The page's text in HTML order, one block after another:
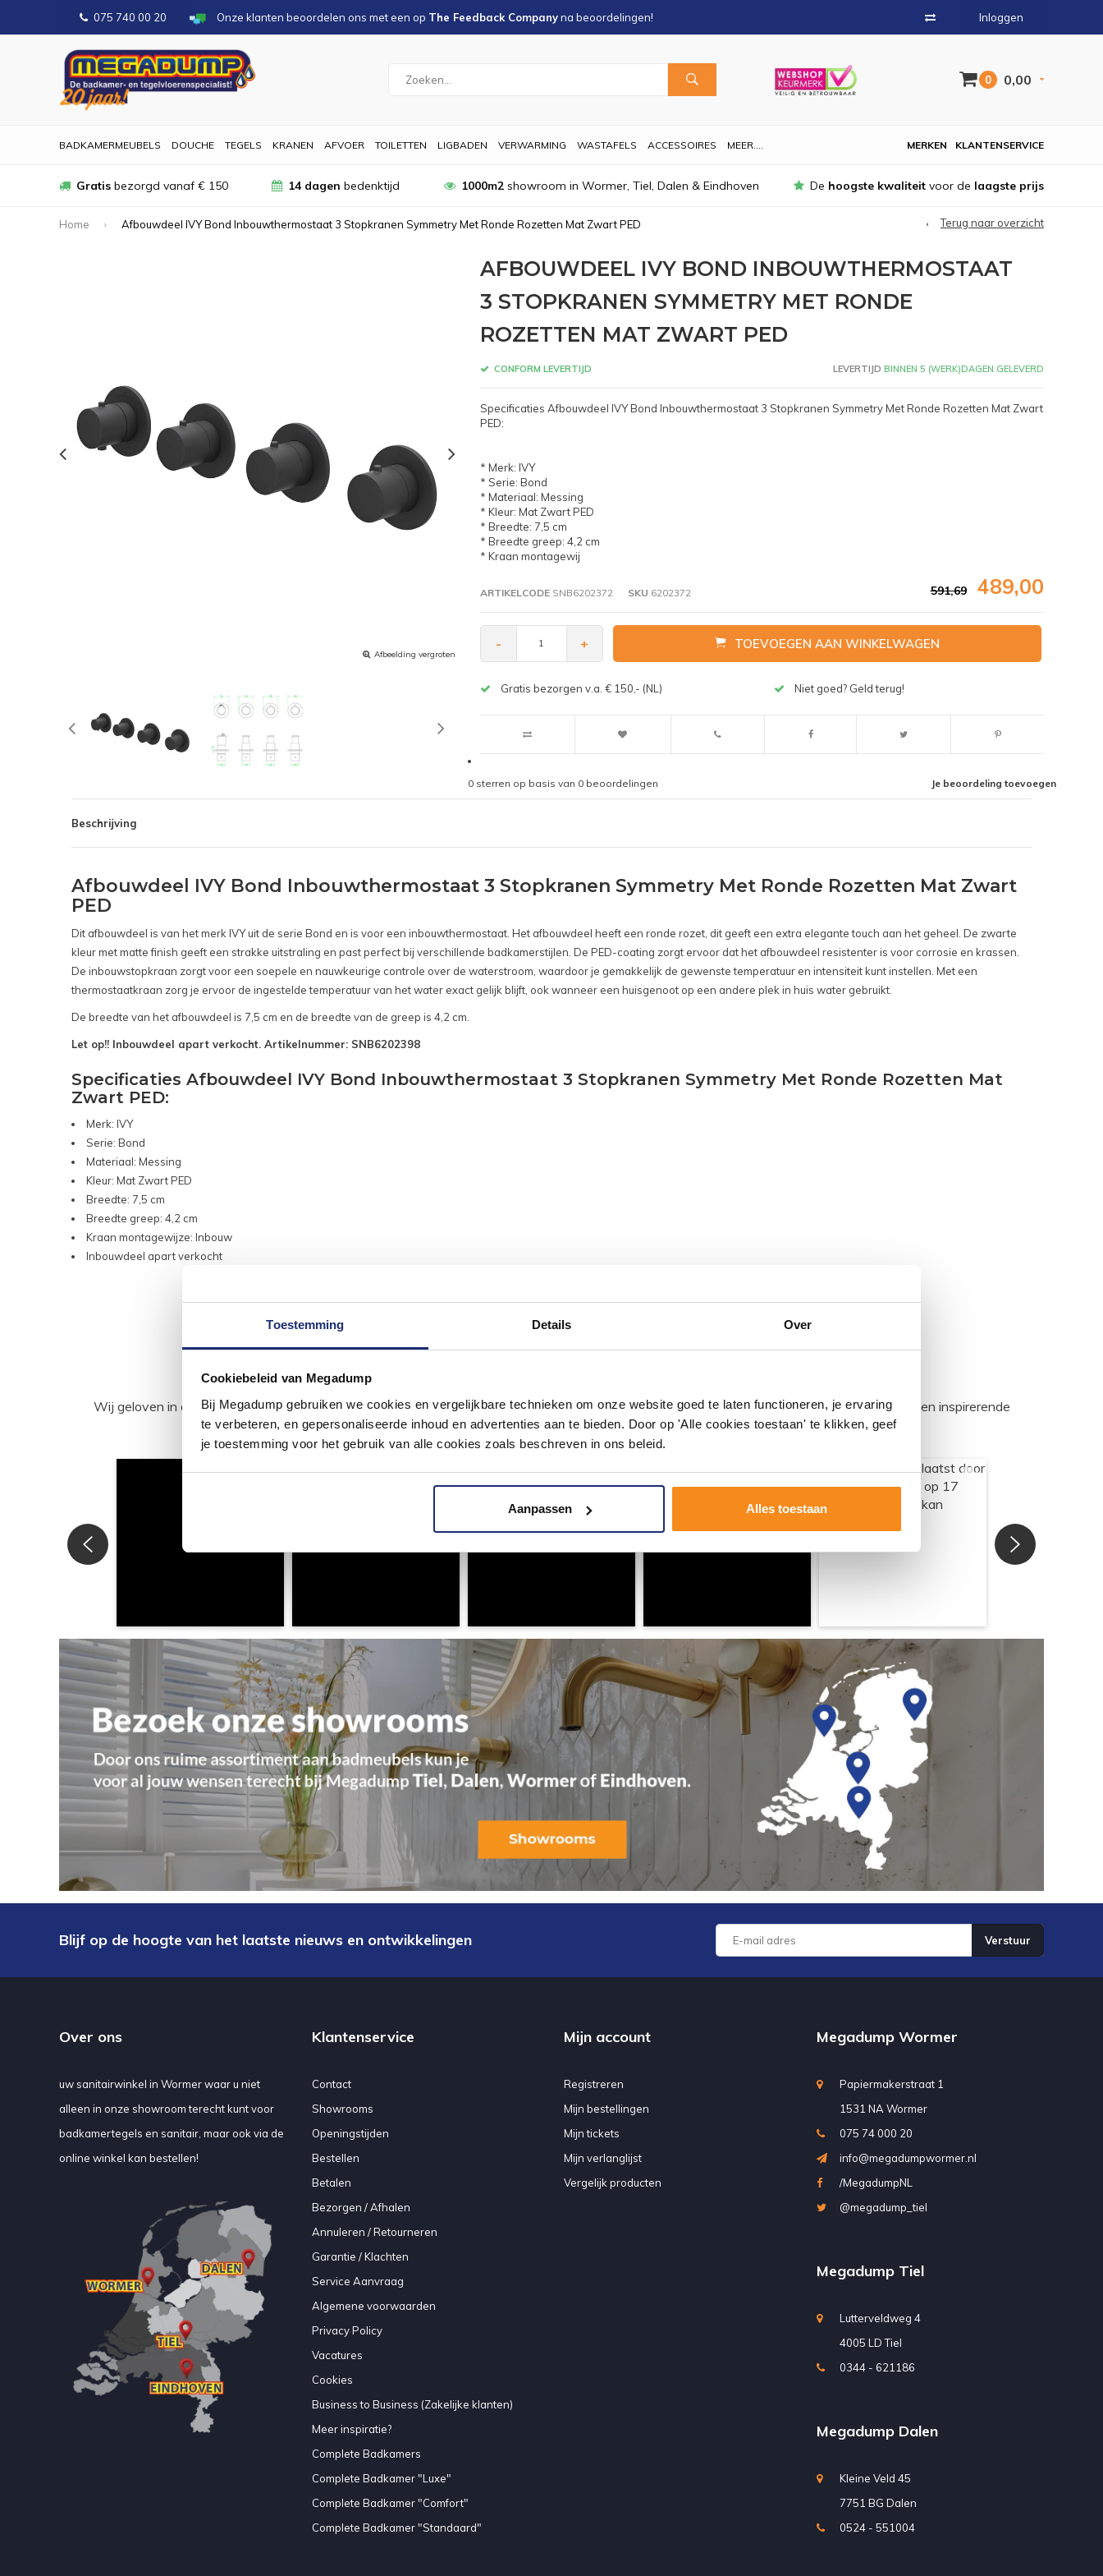
Toestemming Details Over
Cookiebeleid van Megadump
Bij Megadump gebruiken we cookies en vergelijkbare technieken om onze website goed te laten functioneren, je ervaring
te verbeteren, en gepersonaliseerde inhoud en advertenties aan te bieden. Door op 'Alle cookies toestaan' te klikken, geef
je toestemming voor het gebruik van alle cookies zoals beschreven in ons beleid.
Aanpassen Alles toestaan
075 740 00 20 Onze klanten beoordelen ons met een op The Feedback Companyna beoordelingen! Inloggen
0 0,00
BADKAMERMEUBELS DOUCHE TEGELS KRANEN AFVOER TOILETTEN LIGBADEN VERWARMING WASTAFELS ACCESSOIRES MEER.... KLANTENSERVICE
MERKEN
Gratis bezorgd vanaf € 150 14 dagen bedenktijd 1000m2showroom in Wormer, Tiel, Dalen & Eindhoven De hoogste kwaliteit voor de laagste prijs
Home Afbouwdeel IVY Bond Inbouwthermostaat 3 Stopkranen Symmetry Met Ronde Rozetten Mat Zwart PED Terug naar overzicht
Afbeelding vergroten
AFBOUWDEEL IVY BOND INBOUWTHERMOSTAAT
3 STOPKRANEN SYMMETRY MET RONDE
ROZETTEN MAT ZWART PED
CONFORM LEVERTIJD LEVERTIJD BINNEN 5 (WERK)DAGEN GELEVERD
Specificaties Afbouwdeel IVY Bond Inbouwthermostaat 3 Stopkranen Symmetry Met Ronde Rozetten Mat Zwart
PED:
* Merk: IVY
* Serie: Bond
* Materiaal: Messing
* Kleur: Mat Zwart PED
* Breedte: 7,5 cm
* Breedte greep: 4,2 cm
* Kraan montagewij
ARTIKELCODESNB6202372 SKU 6202372 591,69 489,00
- + TOEVOEGEN AAN WINKELWAGEN
Gratis bezorgen v.a. € 150,- (NL) Niet goed? Geld terug!
Je beoordeling toevoegen
0sterren op basis van 0beoordelingen
Beschrijving
Afbouwdeel IVY Bond Inbouwthermostaat 3 Stopkranen Symmetry Met Ronde Rozetten Mat Zwart
PED
Dit afbouwdeel is van het merk IVY uit de serie Bond en is voor een inbouwthermostaat. Het afbouwdeel heeft een ronde rozet, dit geeft een extra elegante touch aan het geheel. De zwarte
kleur met matte finish geeft een strakke uitstraling en past perfect bij verschillende badkamerstijlen. De PED-coating zorgt ervoor dat het afbouwdeel resistenter is voor corrosie en krassen.
De inbouwstopkraan zorgt voor een soepele en nauwkeurige controle over de waterstroom, waardoor je gemakkelijk de gewenste temperatuur en intensiteit kunt instellen. Met een
thermostaatkraan zorg je ervoor de ingestelde temperatuur van het water exact gelijk blijft, ook wanneer een huisgenoot op een andere plek in huis water gebruikt.
De breedte van het afbouwdeel is 7,5 cm en de breedte van de greep is 4,2 cm.
Let op!! Inbouwdeel apart verkocht. Artikelnummer: SNB6202398
Specificaties Afbouwdeel IVY Bond Inbouwthermostaat 3 Stopkranen Symmetry Met Ronde Rozetten Mat
Zwart PED:
Merk: IVY
Serie: Bond
Materiaal: Messing
Kleur: Mat Zwart PED
Breedte: 7,5 cm
Breedte greep: 4,2 cm
Kraan montagewijze: Inbouw
Inbouwdeel apart verkocht
Wij geloven in de kracht van delen. Deel jouw badkamer op Instagram met #mijndroombadkamer en tag @megadumpnl. Samen bouwen we een inspirerende
omgeving vol met unieke badkamerstijlen. Doe je mee?
Blijf op de hoogte van het laatste nieuws en ontwikkelingen Verstuur
Over ons
uw sanitairwinkel in Wormer waar u niet
alleen in onze showroom terecht kunt voor
badkamertegels en sanitair, maar ook via de
online winkel kan bestellen!
Klantenservice
Contact
Showrooms
Openingstijden
Bestellen
Betalen
Bezorgen / Afhalen
Annuleren / Retourneren
Garantie / Klachten
Service Aanvraag
Algemene voorwaarden
Privacy Policy
Vacatures
Cookies
Business to Business (Zakelijke klanten)
Meer inspiratie?
Complete Badkamers
Complete Badkamer "Luxe"
Complete Badkamer "Comfort"
Complete Badkamer "Standaard"
Mijn account
Registreren
Mijn bestellingen
Mijn tickets
Mijn verlanglijst
Vergelijk producten
Megadump Wormer
Papiermakerstraat 1
1531 NA Wormer
075 74 000 20
info@megadumpwormer.nl
/MegadumpNL
@megadump_tiel
Megadump Tiel
Lutterveldweg 4
4005 LD Tiel
0344 - 621186
Megadump Dalen
Kleine Veld 45
7751 BG Dalen
0524 - 551004